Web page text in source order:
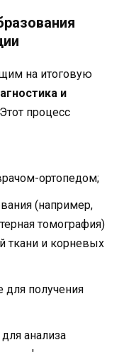
на итоговую
и
процесс
ортопедом;
(например,
томография)
ткани и корневых
для получения
анализа